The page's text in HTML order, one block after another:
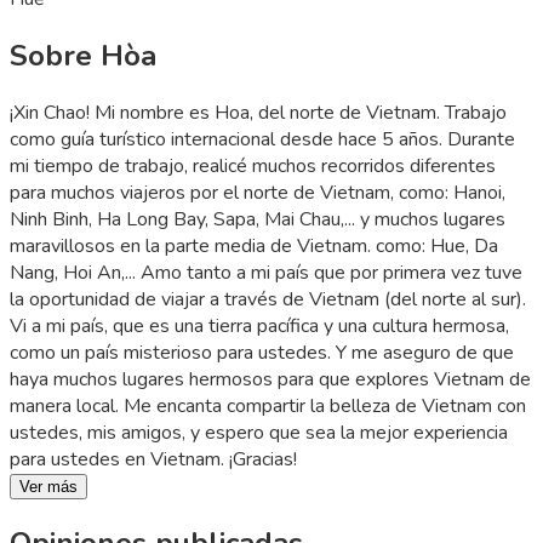
Sobre Hòa
¡Xin Chao! Mi nombre es Hoa, del norte de Vietnam. Trabajo
como guía turístico internacional desde hace 5 años. Durante
mi tiempo de trabajo, realicé muchos recorridos diferentes
para muchos viajeros por el norte de Vietnam, como: Hanoi,
Ninh Binh, Ha Long Bay, Sapa, Mai Chau,... y muchos lugares
maravillosos en la parte media de Vietnam. como: Hue, Da
Nang, Hoi An,... Amo tanto a mi país que por primera vez tuve
la oportunidad de viajar a través de Vietnam (del norte al sur).
Vi a mi país, que es una tierra pacífica y una cultura hermosa,
como un país misterioso para ustedes. Y me aseguro de que
haya muchos lugares hermosos para que explores Vietnam de
manera local. Me encanta compartir la belleza de Vietnam con
ustedes, mis amigos, y espero que sea la mejor experiencia
para ustedes en Vietnam. ¡Gracias!
Ver más